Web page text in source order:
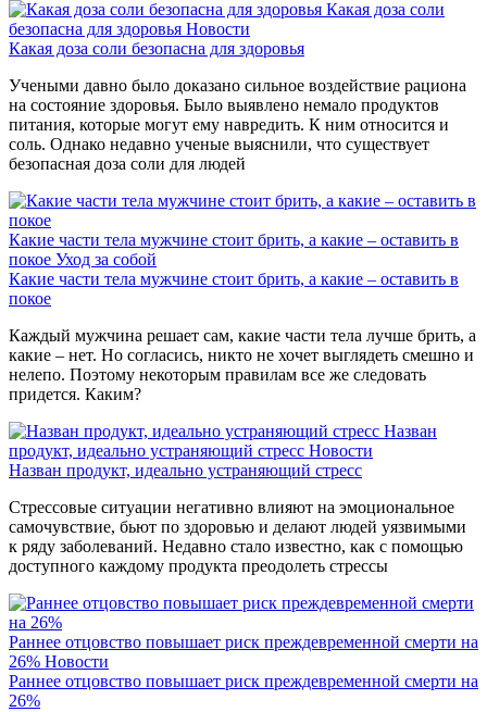
Какая доза соли
безопасна для здоровья Новости
Какая доза соли безопасна для здоровья
Учеными давно было доказано сильное воздействие рациона
на состояние здоровья. Было выявлено немало продуктов
питания, которые могут ему навредить. К ним относится и
соль. Однако недавно ученые выяснили, что существует
безопасная доза соли для людей
Какие части тела мужчине стоит брить, а какие – оставить в
покое Уход за собой
Какие части тела мужчине стоит брить, а какие – оставить в
покое
Каждый мужчина решает сам, какие части тела лучше брить, а
какие – нет. Но согласись, никто не хочет выглядеть смешно и
нелепо. Поэтому некоторым правилам все же следовать
придется. Каким?
Назван
продукт, идеально устраняющий стресс Новости
Назван продукт, идеально устраняющий стресс
Стрессовые ситуации негативно влияют на эмоциональное
самочувствие, бьют по здоровью и делают людей уязвимыми
к ряду заболеваний. Недавно стало известно, как с помощью
доступного каждому продукта преодолеть стрессы
Раннее отцовство повышает риск преждевременной смерти на
26% Новости
Раннее отцовство повышает риск преждевременной смерти на
26%